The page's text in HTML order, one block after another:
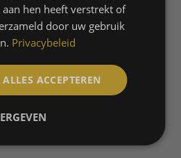
hen heeft verstrekt of
door uw gebruik
Privacybeleid
ALLES ACCEPTEREN